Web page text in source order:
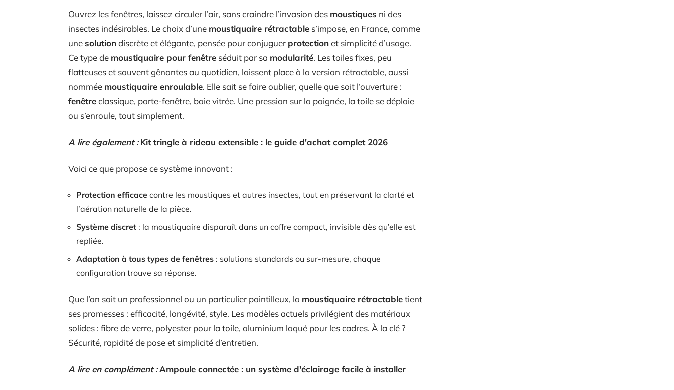
Ouvrez les fenêtres, laissez circuler l’air, sans craindre l’invasion des moustiques ni des
insectes indésirables. Le choix d’une moustiquaire rétractable s’impose, en France, comme
unesolutiondiscrète et élégante, pensée pour conjuguer protectionet simplicité d’usage.
Ce type de moustiquaire pour fenêtre séduit par sa modularité. Les toiles fixes, peu
flatteuses et souvent gênantes au quotidien, laissent place à la version rétractable, aussi
nommée moustiquaire enroulable. Elle sait se faire oublier, quelle que soit l’ouverture :
fenêtreclassique, porte-fenêtre, baie vitrée. Une pression sur la poignée, la toile se déploie
ou s’enroule, tout simplement.
A lire également : Kit tringle à rideau extensible : le guide d'achat complet 2026
Voici ce que propose ce système innovant :
Protection efficace contre les moustiques et autres insectes, tout en préservant la clarté et
l’aération naturelle de la pièce.
Système discret : la moustiquaire disparaît dans un coffre compact, invisible dès qu’elle est
repliée.
Adaptation à tous types de fenêtres : solutions standards ou sur-mesure, chaque
configuration trouve sa réponse.
Que l’on soit un professionnel ou un particulier pointilleux, la moustiquaire rétractabletient
ses promesses : efficacité, longévité, style. Les modèles actuels privilégient des matériaux
solides : fibre de verre, polyester pour la toile, aluminium laqué pour les cadres. À la clé ?
Sécurité, rapidité de pose et simplicité d’entretien.
A lire en complément :Ampoule connectée : un système d'éclairage facile à installer